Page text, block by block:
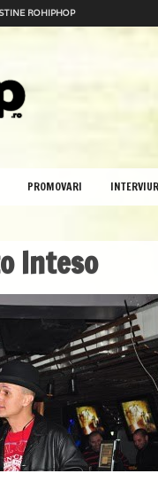
ROHIPHOP
PROMOVARI
Inteso